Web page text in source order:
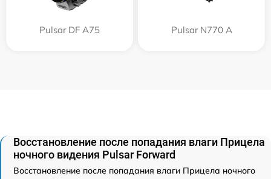
Pulsar DF A75 Pulsar N770 А
Восстановление после попадания влаги Прицела
ночного видения Pulsar Forward
Восстановление после попадания влаги Прицела ночного